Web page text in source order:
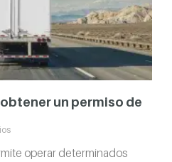
un permiso de
operar determinados